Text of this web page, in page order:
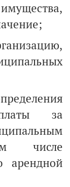
за
числе
арендной